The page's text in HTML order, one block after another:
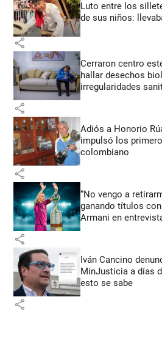
Luto entre los
de sus niños:
share
Cerraron centro
hallar desechos
irregularidades
share
Adiós a Honorio
impulsó los
colombiano
share
“No vengo a
ganando títulos
Armani en
share
Iván Cancino
MinJusticia a días
esto se sabe
share